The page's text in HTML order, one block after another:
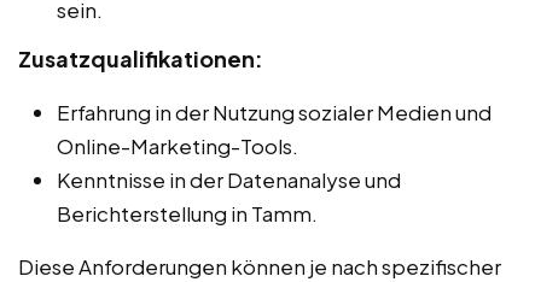
sein.
Zusatzqualifikationen:
Erfahrung in der Nutzung sozialer Medien und
Online-Marketing-Tools.
Kenntnisse in der Datenanalyse und
Berichterstellung in Tamm.
Diese Anforderungen können je nach spezifischer